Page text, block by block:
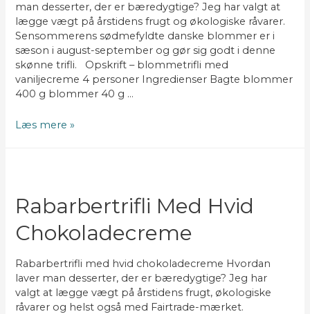
man desserter, der er bæredygtige? Jeg har valgt at
lægge vægt på årstidens frugt og økologiske råvarer.
Sensommerens sødmefyldte danske blommer er i
sæson i august-september og gør sig godt i denne
skønne trifli. Opskrift – blommetrifli med
vaniljecreme 4 personer Ingredienser Bagte blommer
400 g blommer 40 g …
blommetrifli
Læs mere »
Rabarbertrifli Med Hvid
Chokoladecreme
Rabarbertrifli med hvid chokoladecreme Hvordan
laver man desserter, der er bæredygtige? Jeg har
valgt at lægge vægt på årstidens frugt, økologiske
råvarer og helst også med Fairtrade-mærket.